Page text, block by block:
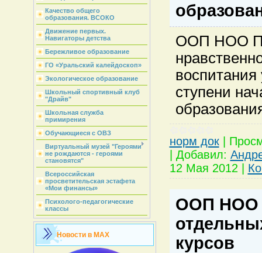
Качество общего
образования. ВСОКО
Движение первых.
Навигаторы детства
Бережливое образование
ГО «Уральский калейдоскоп»
Экологическое образование
Школьный спортивный клуб
"Драйв"
Школьная служба
примирения
Обучающиеся с ОВЗ
Виртуальный музей "Героями
не рождаются - героями
становятся"
Всероссийская
просветительская эстафета
«Мои финансы»
Психолого-педагогические
классы
Новости в MAX
ООП НОО
ступени
норм док|
Добавил:
12 Мая 2012
ООП НОО
курсов